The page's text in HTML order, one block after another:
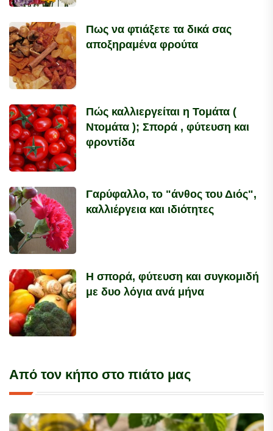
Πως να φτιάξετε τα δικά σας
αποξηραμένα φρούτα
Πώς καλλιεργείται η Τομάτα (
Ντομάτα ); Σπορά , φύτευση και
φροντίδα
Γαρύφαλλο, το "άνθος του Διός",
καλλιέργεια και ιδιότητες
Η σπορά, φύτευση και συγκομιδή
με δυο λόγια ανά μήνα
Από τον κήπο στο πιάτο μας